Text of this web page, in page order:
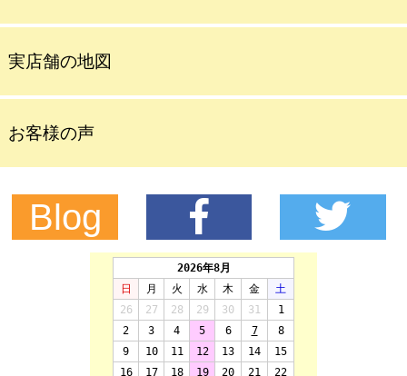
実店舗の地図
お客様の声
Blog